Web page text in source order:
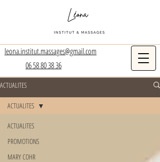
leona.institut.massages@gmail.com
06 58 80 38 36
ACTUALITES
ACTUALITES
PROMOTIONS
MARY COHR
ACTUALITES